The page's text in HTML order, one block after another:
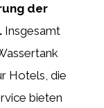
der
Insgesamt
Hotels, die
bieten